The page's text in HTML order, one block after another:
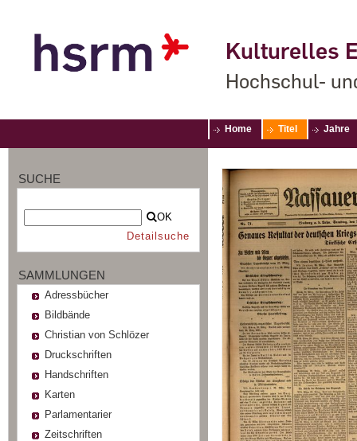
Kulturelles
Hochschul-
Home Titel Jahre
SUCHE
OK
Detailsuche
SAMMLUNGEN
Adressbücher
Bildbände
Christian von Schlözer
Druckschriften
Handschriften
Karten
Parlamentarier
Zeitschriften